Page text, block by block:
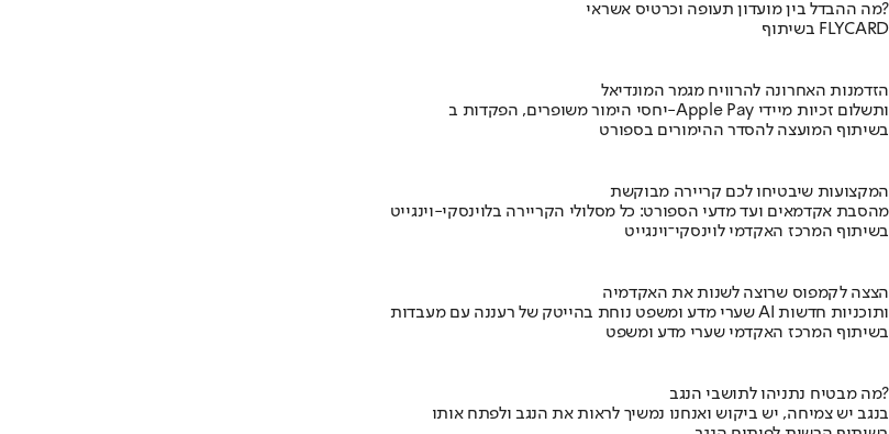
מה ההבדל בין מועדון תעופה וכרטיס אשראי?
בשיתוף FLYCARD
הזדמנות האחרונה להרוויח מגמר המונדיאל
יחסי הימור משופרים, הפקדות ב-Apple Pay ותשלום זכיות מיידי
בשיתוף המועצה להסדר ההימורים בספורט
המקצועות שיבטיחו לכם קריירה מבוקשת
מהסבת אקדמאים ועד מדעי הספורט: כל מסלולי הקריירה בלוינסקי-וינגייט
בשיתוף המרכז האקדמי לוינסקי־וינגייט
הצצה לקמפוס שרוצה לשנות את האקדמיה
שערי מדע ומשפט נוחת בהייטק של רעננה עם מעבדות AI ותוכניות חדשות
בשיתוף המרכז האקדמי שערי מדע ומשפט
מה מבטיח נתניהו לתושבי הנגב?
בנגב יש צמיחה, יש ביקוש ואנחנו נמשיך לראות את הנגב ולפתח אותו